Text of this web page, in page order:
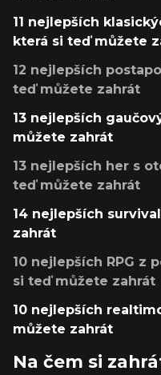
11 nejlepších
která si teď můžete
12 nejlepších
teď můžete zahrát
13 nejlepších
můžete zahrát
13 nejlepších her s
teď můžete zahrát
14 nejlepších
zahrát
10 nejlepších RPG z
si teď můžete zahrát
10 nejlepších
můžete zahrát
Na čem si